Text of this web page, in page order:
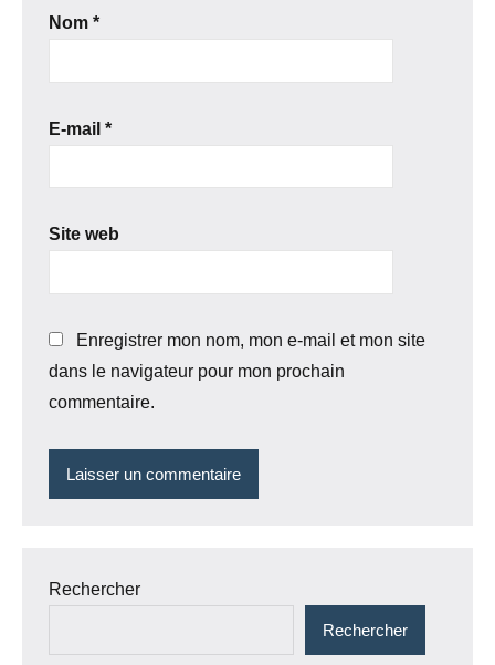
Nom *
E-mail *
Site web
Enregistrer mon nom, mon e-mail et mon site
dans le navigateur pour mon prochain
commentaire.
Rechercher
Rechercher